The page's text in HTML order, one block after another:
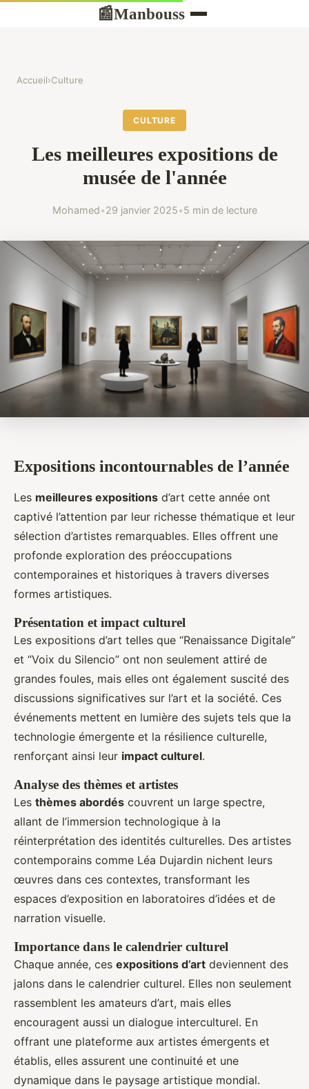
📰Manbouss
Accueil›Culture
CULTURE
Les meilleures expositions de
musée de l'année
Mohamed•29 janvier 2025•5 min de lecture
Expositions incontournables de l’année
Les meilleures expositions d’art cette année ont
captivé l’attention par leur richesse thématique et leur
sélection d’artistes remarquables. Elles offrent une
profonde exploration des préoccupations
contemporaines et historiques à travers diverses
formes artistiques.
Présentation et impact culturel
Les expositions d’art telles que “Renaissance Digitale”
et “Voix du Silencio” ont non seulement attiré de
grandes foules, mais elles ont également suscité des
discussions significatives sur l’art et la société. Ces
événements mettent en lumière des sujets tels que la
technologie émergente et la résilience culturelle,
renforçant ainsi leur impact culturel.
Analyse des thèmes et artistes
Les thèmes abordés couvrent un large spectre,
allant de l’immersion technologique à la
réinterprétation des identités culturelles. Des artistes
contemporains comme Léa Dujardin nichent leurs
œuvres dans ces contextes, transformant les
espaces d’exposition en laboratoires d’idées et de
narration visuelle.
Importance dans le calendrier culturel
Chaque année, ces expositions d’art deviennent des
jalons dans le calendrier culturel. Elles non seulement
rassemblent les amateurs d’art, mais elles
encouragent aussi un dialogue interculturel. En
offrant une plateforme aux artistes émergents et
établis, elles assurent une continuité et une
dynamique dans le paysage artistique mondial.